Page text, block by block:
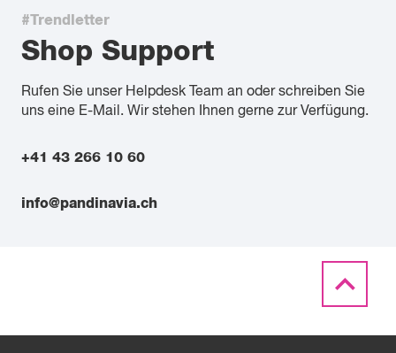
#Trendletter
Shop Support
Rufen Sie unser Helpdesk Team an oder schreiben Sie
uns eine E-Mail. Wir stehen Ihnen gerne zur Verfügung.
+41 43 266 10 60
info@pandinavia.ch